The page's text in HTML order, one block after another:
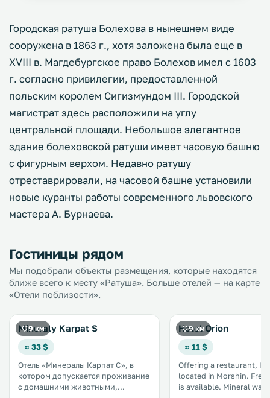
Городская ратуша Болехова в нынешнем виде
сооружена в 1863 г., хотя заложена была еще в
XVIII в. Магдебургское право Болехов имел с 1603
г. согласно привилегии, предоставленной
польским королем Сигизмундом III. Городской
магистрат здесь расположили на углу
центральной площади. Небольшое элегантное
здание болеховской ратуши имеет часовую башню
с фигурным верхом. Недавно ратушу
отреставрировали, на часовой башне установили
новые куранты работы современного львовского
мастера А. Бурнаева.
Гостиницы рядом
Мы подобрали объекты размещения, которые находятся
ближе всего к месту «Ратуша». Больше отелей — на карте
«Отели поблизости».
9 км
Mineraly Karpat S
≈ 33 $
Отель «Минералы Карпат С», в
котором допускается проживание
с домашними животными,
9 км
Hotel Orion
≈ 11 $
Offering a restaurant,
located in Morshin. Free WiFi access
is available. Mineral water spring is